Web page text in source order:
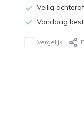
Veilig
Vandaag
Vergelijk